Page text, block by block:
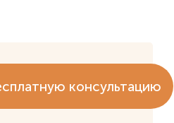
консультацию